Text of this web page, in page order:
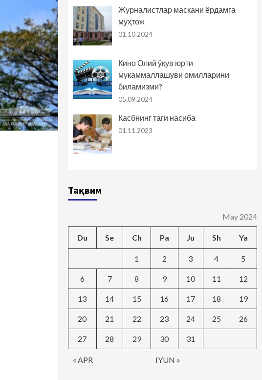
Журналистлар маскани ёрдамга
муҳтож
01.10.2024
Кино Олий ўқув юрти
мукаммаллашуви омилларини
биламизми?
05.09.2024
Касбнинг таги насиба
01.11.2023
Тақвим
May 2024
Du Se Ch Pa Ju Sh Ya
« APR IYUN »
1 2 3 4 5
6 7 8 9 10 11 12
13 14 15 16 17 18 19
20 21 22 23 24 25 26
27 28 29 30 31